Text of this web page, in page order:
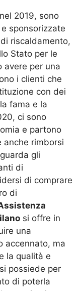
2019, sono
sponsorizzate
riscaldamento,
Stato per le
avere per una
i clienti che
con dei
fama e la
ci sono
e partono
anche rimborsi
gli
di
di comprare
di
si offre in
una
accennato, ma
la qualità e
possiede per
di poterla